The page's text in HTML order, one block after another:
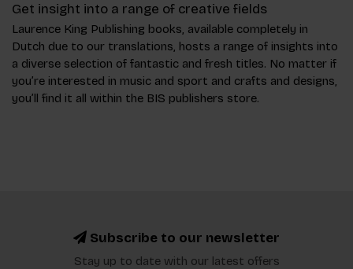
Get insight into a range of creative fields
Laurence King Publishing books, available completely in
Dutch due to our translations, hosts a range of insights into
a diverse selection of fantastic and fresh titles. No matter if
you’re interested in music and sport and crafts and designs,
you’ll find it all within the BIS publishers store.
Subscribe to our newsletter
Stay up to date with our latest offers